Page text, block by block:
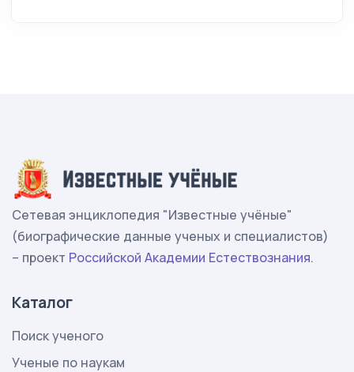
Сетевая энциклопедия "Известные учёные"
(биографические данные ученых и специалистов)
– проект Российской Академии Естествознания.
Каталог
Поиск ученого
Ученые по наукам